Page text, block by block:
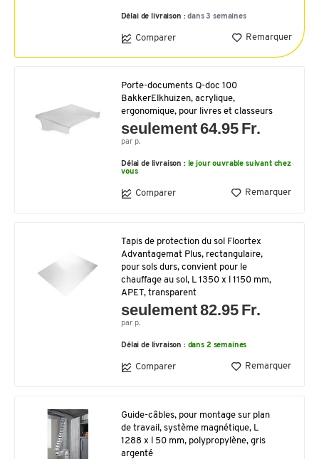
Délai de livraison :dans 3 semaines
Comparer Remarquer
Porte-documents Q-doc 100
BakkerElkhuizen, acrylique,
ergonomique, pour livres et classeurs
seulement 64.95 Fr.
par p.
Délai de livraison : le jour ouvrable suivant chez
vous
Comparer Remarquer
Tapis de protection du sol Floortex
Advantagemat Plus, rectangulaire,
pour sols durs, convient pour le
chauffage au sol, L 1350 x l 1150 mm,
APET, transparent
seulement 82.95 Fr.
par p.
Délai de livraison : dans 2 semaines
Comparer Remarquer
Guide-câbles, pour montage sur plan
de travail, système magnétique, L
1288 x l 50 mm, polypropylène, gris
argenté